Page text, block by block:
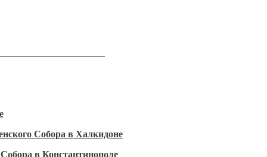
Собора в Халкидоне
в Константинополе